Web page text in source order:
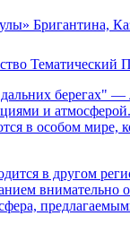
Бригантина,
Тематический
берегах" —
и
в особом мире,
в другом
внимательно